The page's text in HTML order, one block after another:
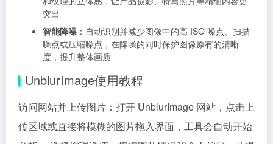
突出
智能降噪 ：自动识别并减少图像中的高 ISO 噪点、扫描
噪点或压缩噪点，在降噪的同时保护图像原有的清晰
度，提升整体画质
UnblurImage使用教程
访问网站并上传图片：打开 UnblurImage 网站，点击上
传区域或直接将模糊的图片拖入界面，工具会自动开始